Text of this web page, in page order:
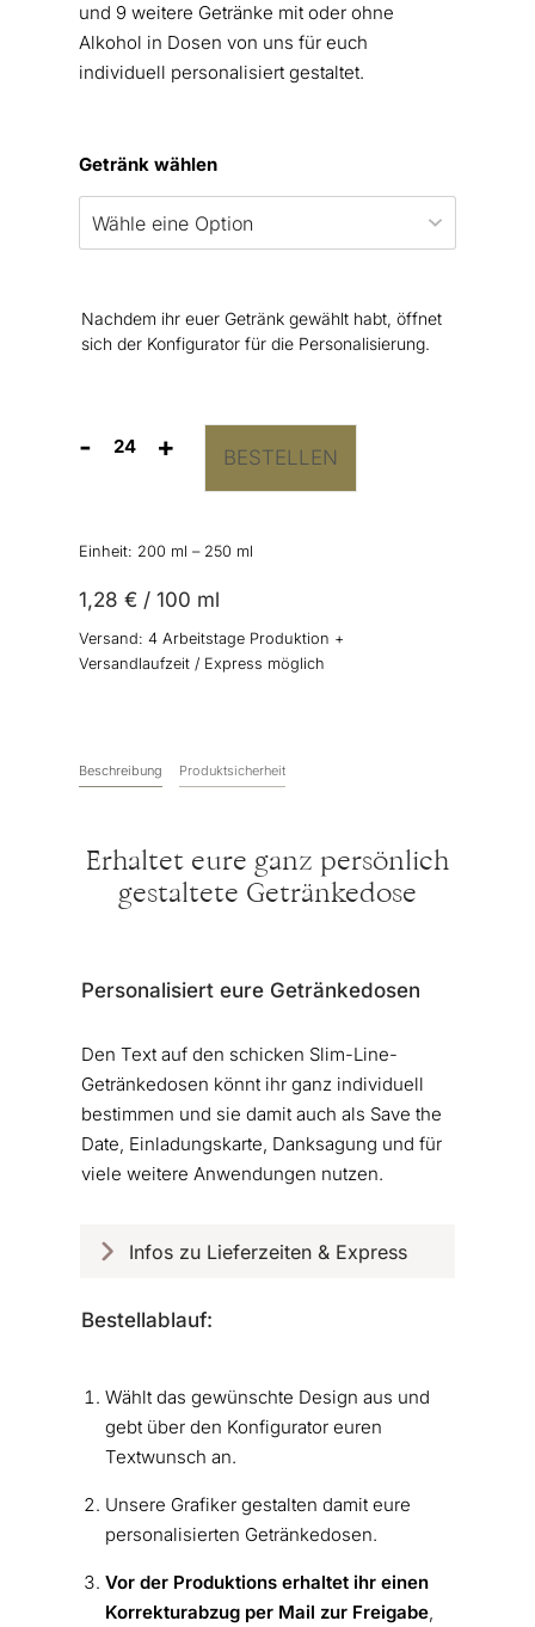
und 9 weitere Getränke mit oder ohne
Alkohol in Dosen von uns für euch
individuell personalisiert gestaltet.
Getränk wählen
Nachdem ihr euer Getränk gewählt habt, öffnet
sich der Konfigurator für die Personalisierung.
-
Getränkedosen
Menge
+ BESTELLEN
Einheit: 200 ml – 250 ml
1,28 € / 100 ml
Versand: 4 Arbeitstage Produktion +
Versandlaufzeit / Express möglich
Beschreibung Produktsicherheit
Erhaltet eure ganz persönlich
gestaltete Getränkedose
Personalisiert eure Getränkedosen
Den Text auf den schicken Slim-Line-
Getränkedosen könnt ihr ganz individuell
bestimmen und sie damit auch als Save the
Date, Einladungskarte, Danksagung und für
viele weitere Anwendungen nutzen.
Infos zu Lieferzeiten & Express
Bestellablauf:
Wählt das gewünschte Design aus und
gebt über den Konfigurator euren
Textwunsch an.
Unsere Grafiker gestalten damit eure
personalisierten Getränkedosen.
Vor der Produktions erhaltet ihr einen
Korrekturabzug per Mail zur Freigabe,